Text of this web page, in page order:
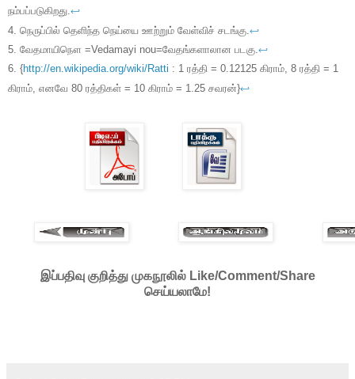
நம்பப்படுகிறது.↩
4. நெருப்பில் தெளிந்த நெய்யை ஊற்றும் வேள்விச் சடங்கு. ↩
5. வேதமாயிநௌ =Vedamayi nou=வேதங்களாலான படகு.↩
6. {http://en.wikipedia.org/wiki/Ratti : 1 ரத்தி = 0.12125 கிராம், 8 ரத்தி = 1
கிராம், எனவே 80 ரத்திகள் = 10 கிராம் = 1.25 சவரன்}↩
இப்பதிவு குறித்து முகநூலில் Like/Comment/Share
செய்யலாமே!